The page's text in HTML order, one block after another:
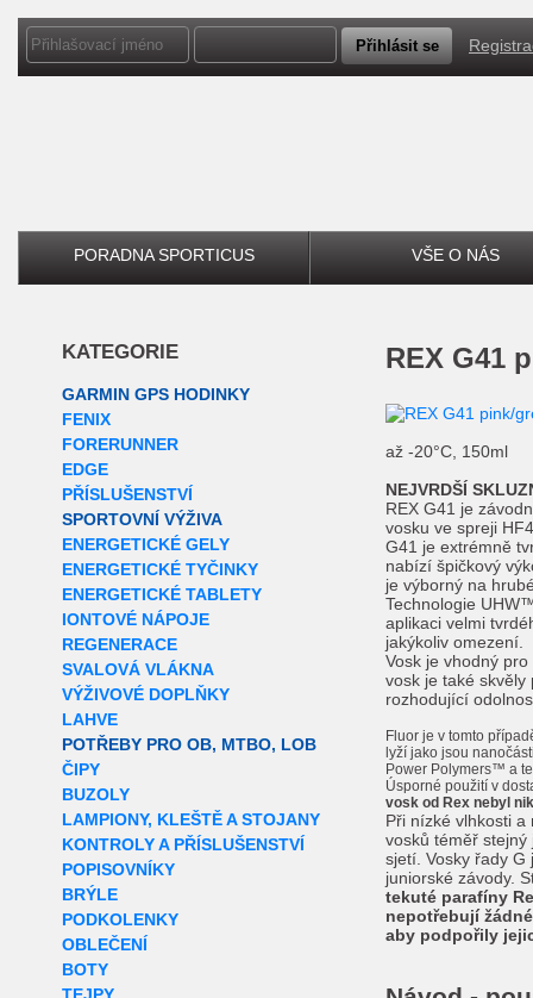
PORADNA SPORTICUS VŠE O NÁS
KATEGORIE
GARMIN GPS HODINKY
FENIX
FORERUNNER
EDGE
PŘÍSLUŠENSTVÍ
SPORTOVNÍ VÝŽIVA
ENERGETICKÉ GELY
ENERGETICKÉ TYČINKY
ENERGETICKÉ TABLETY
IONTOVÉ NÁPOJE
REGENERACE
SVALOVÁ VLÁKNA
VÝŽIVOVÉ DOPLŇKY
LAHVE
POTŘEBY PRO OB, MTBO, LOB
ČIPY
BUZOLY
LAMPIONY, KLEŠTĚ A STOJANY
KONTROLY A PŘÍSLUŠENSTVÍ
POPISOVNÍKY
BRÝLE
PODKOLENKY
OBLEČENÍ
BOTY
REX
až -20°C, 150ml
NEJVRDŠÍ
REX G41 je
vosku ve spreji
G41 je extrémně
nabízí špičkový
je výborný na
Technologie
aplikaci velmi
jakýkoliv omezení.
Vosk je vhodný
vosk je také skvěly
rozhodující
Fluor je v tomto
lyží jako jsou
Power Polymers™ a
Úsporné použití v
vosk od Rex nebyl
Při nízké vlhkosti a
vosků téměř stejný
sjetí. Vosky řady G
juniorské závody.
tekuté parafíny
nepotřebují
aby podpořily